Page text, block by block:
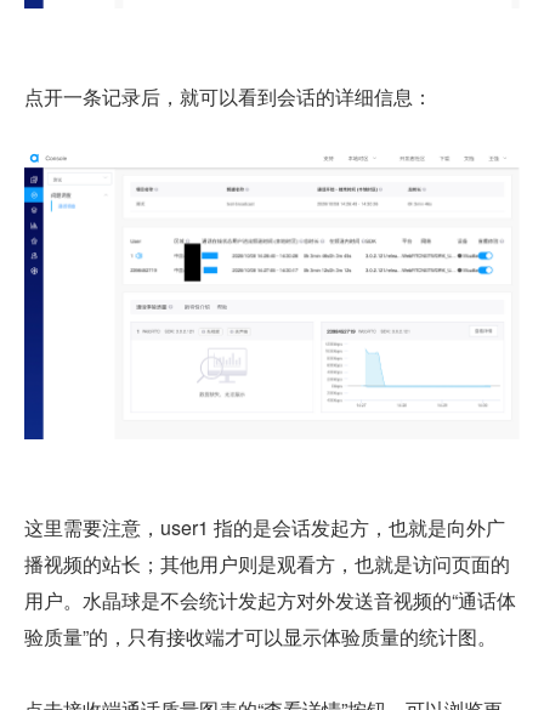
点开一条记录后，就可以看到会话的详细信息：
这里需要注意，user1 指的是会话发起方，也就是向外广
播视频的站长；其他用户则是观看方，也就是访问页面的
用户。水晶球是不会统计发起方对外发送音视频的“通话体
验质量”的，只有接收端才可以显示体验质量的统计图。